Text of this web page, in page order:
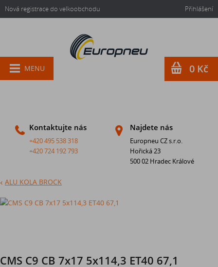
Nová registrace do velkoobchodu Přihlášení
Kontaktujte nás
+420 495 538 318
+420 724 192 793
Najdete nás
Europneu CZ s.r.o.
Hořická 23
500 02 Hradec Králové
MENU 0 Kč
ALU KOLA BROCK
CMS C9 CB 7x17 5x114,3 ET40 67,1